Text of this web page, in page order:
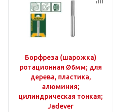
Борфреза (шарожка)
ротационная Ø6мм; для
дерева, пластика,
алюминия;
цилиндрическая тонкая;
Jadever